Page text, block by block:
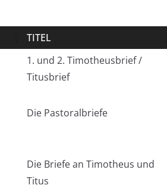
TITEL
1. und 2. Timotheusbrief /
Titusbrief
Die Pastoralbriefe
Die Briefe an Timotheus und
Titus